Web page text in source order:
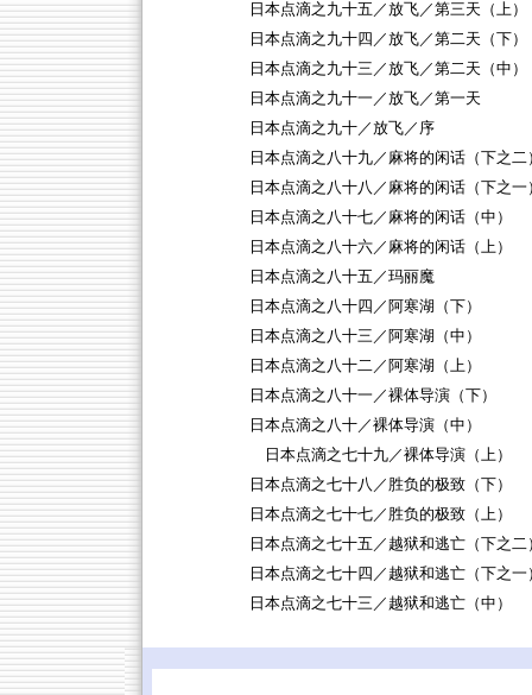
日本点滴之九十五／放飞／第三天（上）
日本点滴之九十四／放飞／第二天（下）
日本点滴之九十三／放飞／第二天（中）
日本点滴之九十一／放飞／第一天
日本点滴之九十／放飞／序
日本点滴之八十九／麻将的闲话（下之二
日本点滴之八十八／麻将的闲话（下之一
日本点滴之八十七／麻将的闲话（中）
日本点滴之八十六／麻将的闲话（上）
日本点滴之八十五／玛丽魔
日本点滴之八十四／阿寒湖（下）
日本点滴之八十三／阿寒湖（中）
日本点滴之八十二／阿寒湖（上）
日本点滴之八十一／裸体导演（下）
日本点滴之八十／裸体导演（中）
日本点滴之七十九／裸体导演（上）
日本点滴之七十八／胜负的极致（下）
日本点滴之七十七／胜负的极致（上）
日本点滴之七十五／越狱和逃亡（下之二
日本点滴之七十四／越狱和逃亡（下之一
日本点滴之七十三／越狱和逃亡（中）